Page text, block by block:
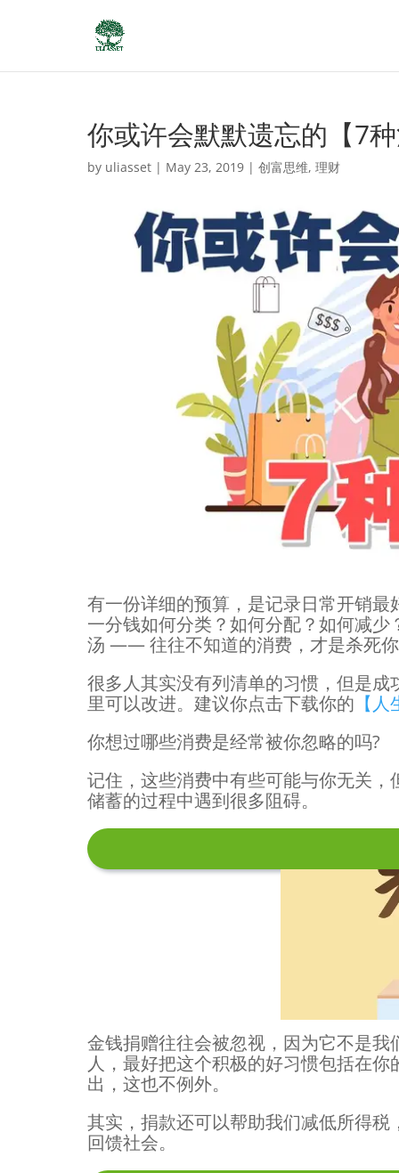
你或许会默默遗忘的【7
by uliasset | May 23, 2019 | 创富思维, 理财
有一份详细的预算，是记录日常开销
一分钱如何分类？如何分配？如何减
汤 —— 往往不知道的消费，才是杀死
很多人其实没有列清单的习惯，但是
里可以改进。建议你点击下载你的 【
你想过哪些消费是经常被你忽略的吗?
记住，这些消费中有些可能与你无关
储蓄的过程中遇到很多阻碍。
金钱捐赠往往会被忽视，因为它不是
人，最好把这个积极的好习惯包括在
出，这也不例外。
其实，捐款还可以帮助我们减低所得
回馈社会。